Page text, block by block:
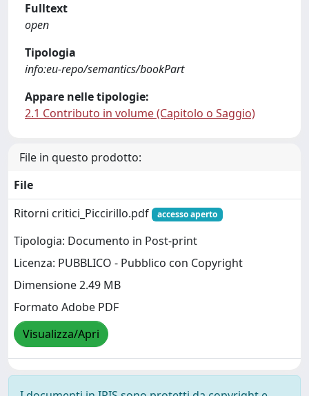
Fulltext
open
Tipologia
info:eu-repo/semantics/bookPart
Appare nelle tipologie:
2.1 Contributo in volume (Capitolo o Saggio)
File in questo prodotto:
File
Ritorni critici_Piccirillo.pdf
accesso aperto
Tipologia: Documento in Post-print
Licenza: PUBBLICO - Pubblico con Copyright
Dimensione 2.49 MB
Formato Adobe PDF
Visualizza/Apri